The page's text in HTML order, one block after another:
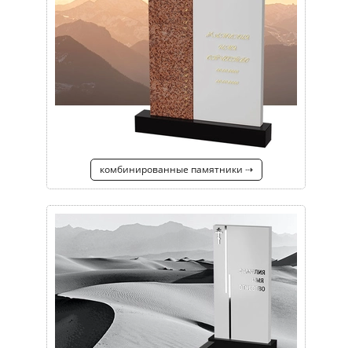
комбинированные памятники ⇢